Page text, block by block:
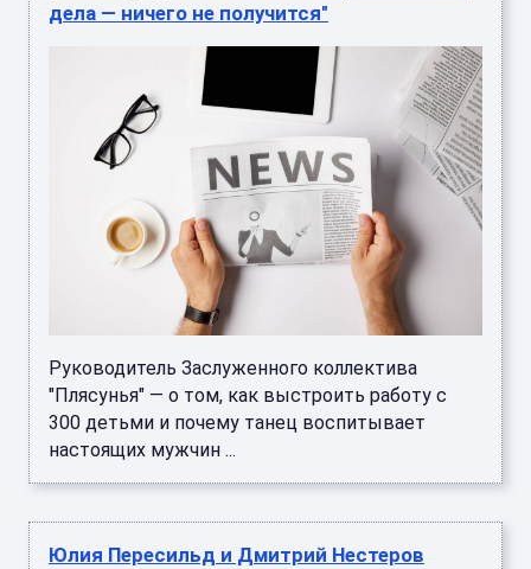
дела — ничего не получится"
Руководитель Заслуженного коллектива
"Плясунья" — о том, как выстроить работу с
300 детьми и почему танец воспитывает
настоящих мужчин ...
Юлия Пересильд и Дмитрий Нестеров